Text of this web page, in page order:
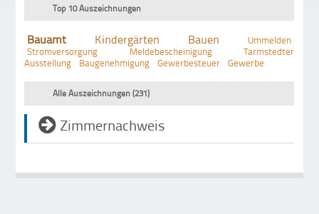
Top 10 Auszeichnungen
Bauamt Kindergärten Bauen
Ummelden
Stromversorgung
Meldebescheinigung
Tarmstedter
Ausstellung
Baugenehmigung Gewerbesteuer Gewerbe
Alle Auszeichnungen (231)
Zimmernachweis